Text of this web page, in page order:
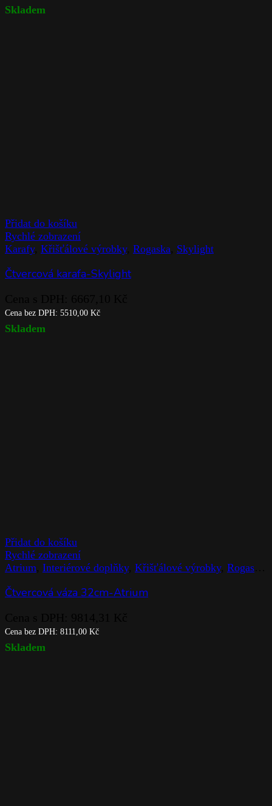
Skladem
Přidat do košíku
Rychlé zobrazení
Karafy, Křišťálové výrobky, Rogaska Skylight
Čtvercová karafa-Skylight
Cena bez DPH: 5510,00 Kč
Skladem
Přidat do košíku
Rychlé zobrazení
Atrium Interiérové doplňky, Křišťálové výrobky, Rogaska
Čtvercová váza 32cm-Atrium
Cena bez DPH: 8111,00 Kč
Skladem